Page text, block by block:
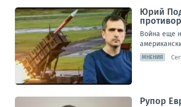
Юрий
Война еще
МНЕНИЯ
Рупор